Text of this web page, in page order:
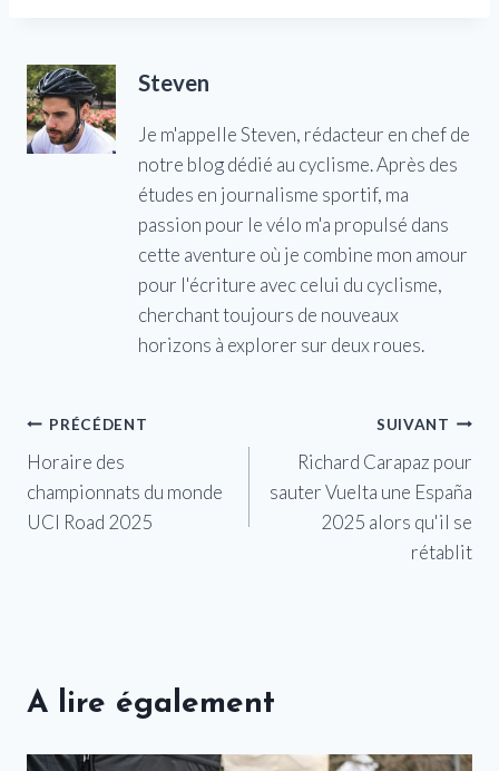
Steven
Je m'appelle Steven, rédacteur en chef de
notre blog dédié au cyclisme. Après des
études en journalisme sportif, ma
passion pour le vélo m'a propulsé dans
cette aventure où je combine mon amour
pour l'écriture avec celui du cyclisme,
cherchant toujours de nouveaux
horizons à explorer sur deux roues.
Navigation
de
l’article
PRÉCÉDENT
Horaire des
championnats du monde
UCI Road 2025
SUIVANT
Richard Carapaz pour
sauter Vuelta une España
2025 alors qu'il se
rétablit
A lire également